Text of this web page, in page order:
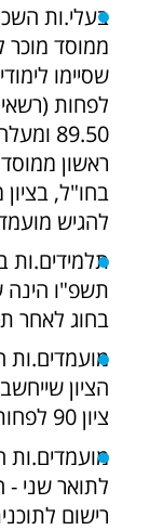
בעלי.ות
ממוסד
לפחות
89.50
ראשון
להגיש מועמדות גם
תלמידים.ות
תשפ"ו הינה
בחוג לאחר
מועמדים.ות
הציון
ציון 90 לפחות בתואר שני
מועמדים.ות
לתואר שני -
רישום לתוכנית יהיה